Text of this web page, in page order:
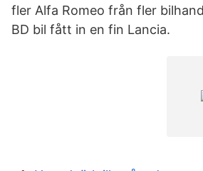
fler Alfa Romeo från fler
BD bil fått in en fin Lancia.